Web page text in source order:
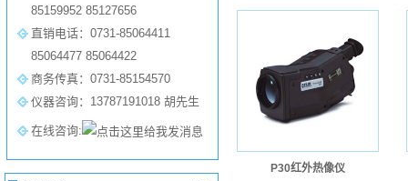
85159952 85127656
直销电话：0731-85064411
85064477 85064422
商务传真：0731-85154570
仪器咨询：13787191018 胡先生
在线咨询:
P30红外热像仪